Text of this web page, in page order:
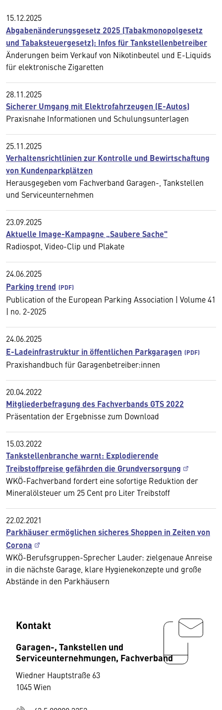
15.12.2025
Abgabenänderungsgesetz 2025 (Tabakmonopolgesetz
und Tabaksteuergesetz): Infos für Tankstellenbetreiber
Änderungen beim Verkauf von Nikotinbeutel und E-Liquids
für elektronische Zigaretten
28.11.2025
Sicherer Umgang mit Elektrofahrzeugen (E-Autos)
Praxisnahe Informationen und Schulungsunterlagen
25.11.2025
Verhaltensrichtlinien zur Kontrolle und Bewirtschaftung
von Kundenparkplätzen
Herausgegeben vom Fachverband Garagen-, Tankstellen
und Serviceunternehmen
23.09.2025
Aktuelle Image-Kampagne „Saubere Sache"
Radiospot, Video-Clip und Plakate
24.06.2025
Parking trend
Publication of the European Parking Association | Volume 41
| no. 2-2025
24.06.2025
E-Ladeinfrastruktur in öffentlichen Parkgaragen
Praxishandbuch für Garagenbetreiber:innen
20.04.2022
Mitgliederbefragung des Fachverbands GTS 2022
Präsentation der Ergebnisse zum Download
15.03.2022
Tankstellenbranche warnt: Explodierende
Treibstoffpreise gefährden die Grundversorgung
WKÖ-Fachverband fordert eine sofortige Reduktion der
Mineralölsteuer um 25 Cent pro Liter Treibstoff
22.02.2021
Parkhäuser ermöglichen sicheres Shoppen in Zeiten von
Corona
WKÖ-Berufsgruppen-Sprecher Lauder: zielgenaue Anreise
in die nächste Garage, klare Hygienekonzepte und große
Abstände in den Parkhäusern
Kontakt
Garagen-, Tankstellen und
Serviceunternehmungen, Fachverband
Wiedner Hauptstraße 63
1045 Wien